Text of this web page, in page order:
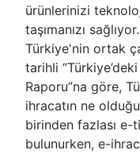
ürünlerinizi
taşımanızı
Türkiye'nin ortak
tarihli
Raporu”na göre,
ihracatın ne
birinden fazlası
bulunurken, e-